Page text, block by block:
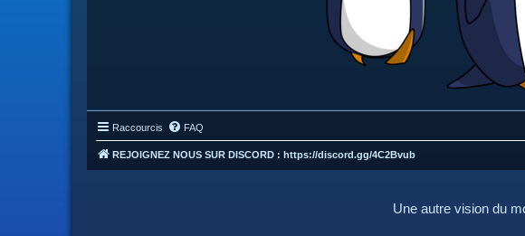
Raccourcis FAQ
REJOIGNEZ NOUS SUR DISCORD : https://discord.gg/4C2Bvub
Une autre vision du